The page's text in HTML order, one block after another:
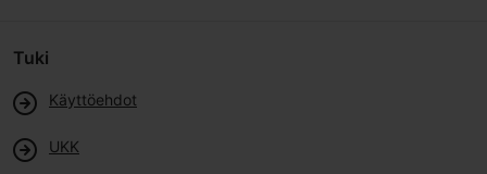
Tuki
Käyttöehdot
UKK